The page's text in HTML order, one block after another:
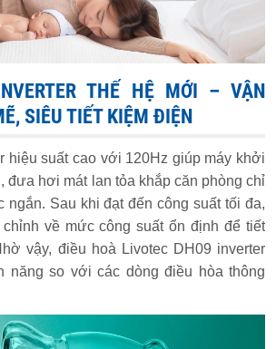
THẾ HỆ MỚI – VẬN
SIÊU TIẾT KIỆM ĐIỆN
hiệu suất cao với 120Hz giúp máy khởi
đưa hơi mát lan tỏa khắp căn phòng chỉ
ngắn. Sau khi đạt đến công suất tối đa,
về mức công suất ổn định để tiết
vậy, điều hoà Livotec DH09 inverter
năng so với các dòng điều hòa thông